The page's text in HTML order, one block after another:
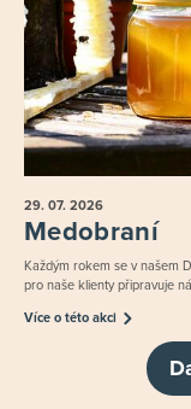
29. 07. 2026
Medobraní
Každým rokem se v našem
pro naše klienty připravuje
Více o této akci